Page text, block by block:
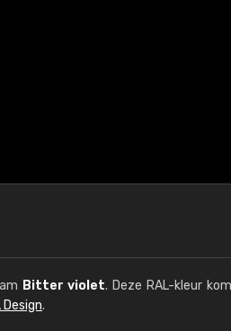
Bitter violet. Deze RAL-kleur
Design.